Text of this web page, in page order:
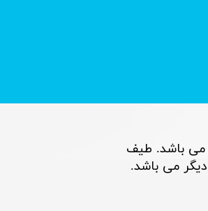
می باشد. طیف
می باشد.